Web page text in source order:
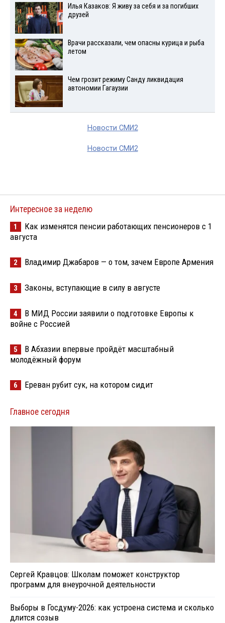
Илья Казаков: Я живу за себя и за погибших
друзей
Врачи рассказали, чем опасны курица и рыба
летом
Чем грозит режиму Санду ликвидация
автономии Гагаузии
Новости СМИ2
Новости СМИ2
Интересное за неделю
1
Как изменятся пенсии работающих пенсионеров с 1
августа
2 Владимир Джабаров — о том, зачем Европе Армения
3 Законы, вступающие в силу в августе
4
В МИД России заявили о подготовке Европы к
войне с Россией
5
В Абхазии впервые пройдёт масштабный
молодёжный форум
6 Ереван рубит сук, на котором сидит
Главное сегодня
Сергей Кравцов: Школам поможет конструктор
программ для внеурочной деятельности
Выборы в Госдуму-2026: как устроена система и сколько
длится созыв